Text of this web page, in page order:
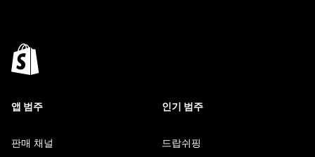
앱 범주
판매 채널
인기 범주
드랍쉬핑